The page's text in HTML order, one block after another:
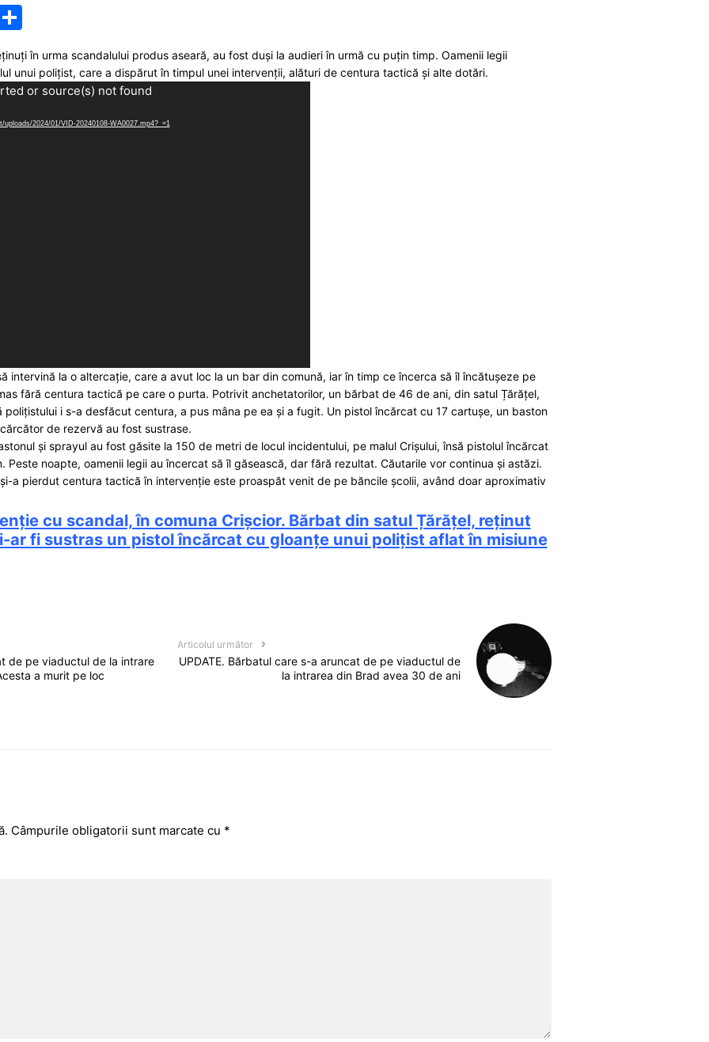
P
ar
ta
je
a
în urma scandalului produs aseară, au fost duși la audieri în urmă cu puțin timp. Oamenii legii
unui polițist, care a dispărut în timpul unei intervenții, alături de centura tactică și alte dotări.
or source(s) not found
2024/01/VID-20240108-WA0027.mp4?_=1
intervină la o altercație, care a avut loc la un bar din comună, iar în timp ce încerca să îl încătușeze pe
fără centura tactică pe care o purta. Potrivit anchetatorilor, un bărbat de 46 de ani, din satul Țărățel,
i s-a desfăcut centura, a pus mâna pe ea și a fugit. Un pistol încărcat cu 17 cartușe, un baston
de rezervă au fost sustrase.
și sprayul au fost găsite la 150 de metri de locul incidentului, pe malul Crișului, însă pistolul încărcat
Peste noapte, oamenii legii au încercat să îl găsească, dar fără rezultat. Căutarile vor continua și astăzi.
a pierdut centura tactică în intervenție este proaspăt venit de pe băncile școlii, având doar aproximativ
cu scandal, în comuna Crișcior. Bărbat din satul Țărățel, reținut
ar fi sustras un pistol încărcat cu gloanțe unui polițist aflat în misiune
de pe viaductul de la intrare
a murit pe loc
Articolul următor
UPDATE. Bărbatul care s-a aruncat de pe viaductul de
la intrarea din Brad avea 30 de ani
Câmpurile obligatorii sunt marcate cu *